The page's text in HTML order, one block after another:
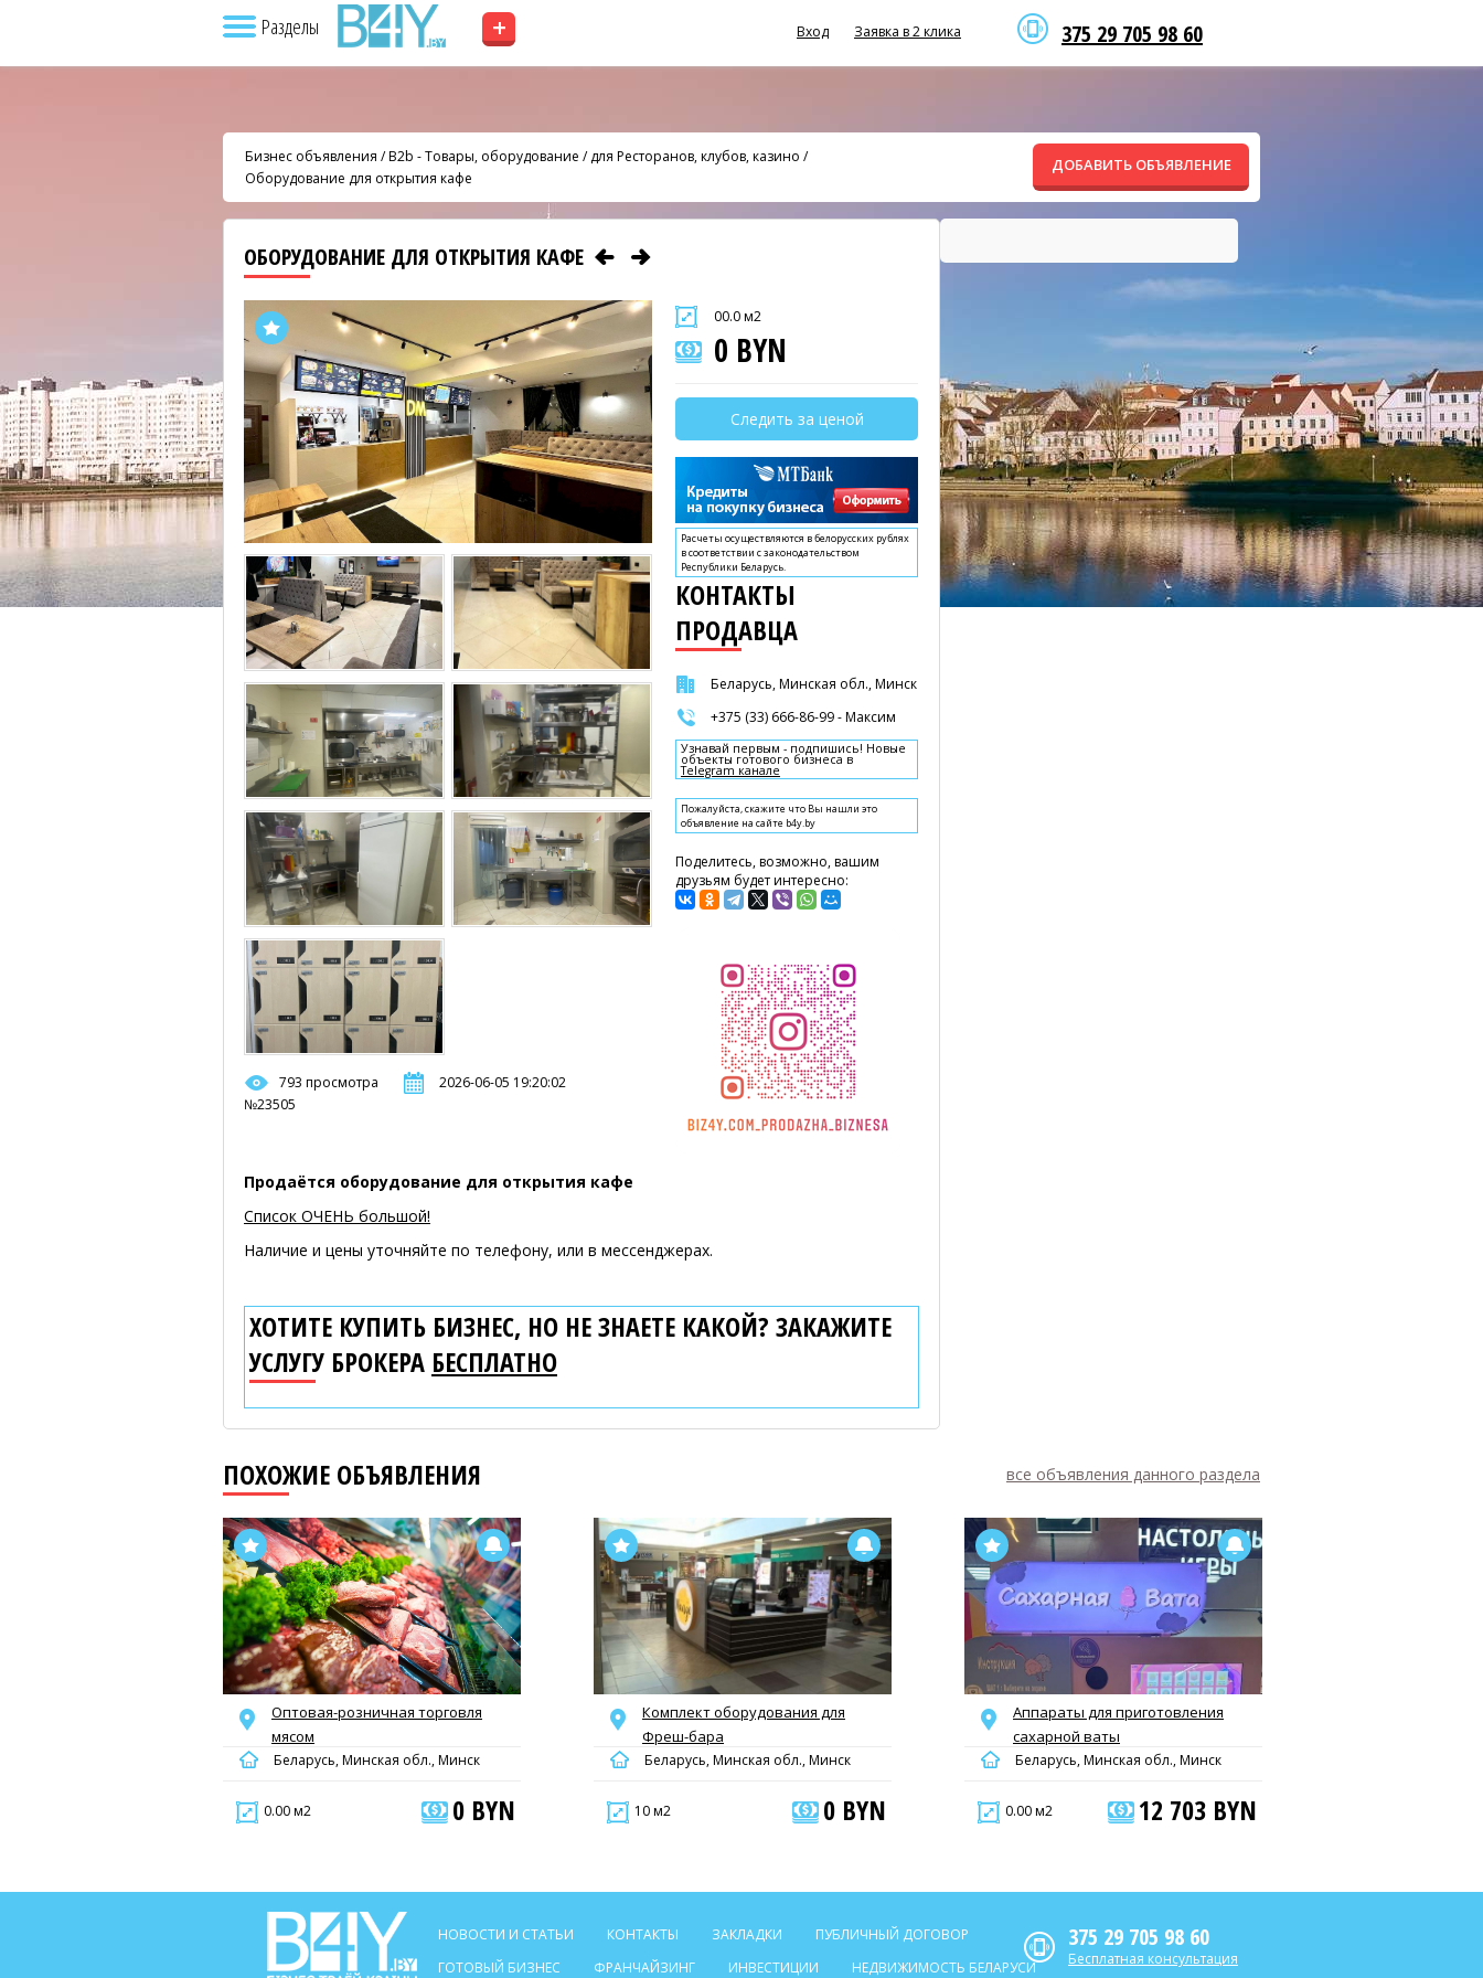
Разделы + 375 29 705 98 60
Вход Заявка в 2 клика
Бизнес объявления /B2b - Товары, оборудование /для Ресторанов, клубов, казино /
Оборудование для открытия кафе
ДОБАВИТЬ ОБЪЯВЛЕНИЕ
ОБОРУДОВАНИЕ ДЛЯ ОТКРЫТИЯ КАФЕ
793 просмотра
2026-06-05 19:20:02
№23505
00.0 м2
0 BYN
Следить за ценой
Расчеты осуществляются в белорусских рублях
в соответствии с законодательством
Республики Беларусь.
КОНТАКТЫ
ПРОДАВЦА
Беларусь, Минская обл., Минск
+375 (33) 666-86-99 - Максим
Узнавай первым - подпишись! Новые
объекты готового бизнеса в
Telegram канале
Пожалуйста, скажите что Вы нашли это
объявление на сайте b4y.by
Поделитесь, возможно, вашим
друзьям будет интересно:
Продаётся оборудование для открытия кафе
Список ОЧЕНЬ большой!
Наличие и цены уточняйте по телефону, или в мессенджерах.
ХОТИТЕ КУПИТЬ БИЗНЕС, НО НЕ ЗНАЕТЕ КАКОЙ? ЗАКАЖИТЕ
УСЛУГУ БРОКЕРА БЕСПЛАТНО
ПОХОЖИЕ ОБЪЯВЛЕНИЯ все объявления данного раздела
Оптовая-розничная торговля
мясом
Беларусь, Минская обл., Минск
0.00 м2 0 BYN
Комплект оборудования для
Фреш-бара
Беларусь, Минская обл., Минск
10 м2 0 BYN
Аппараты для приготовления
сахарной ваты
Беларусь, Минская обл., Минск
0.00 м2 12 703 BYN
НОВОСТИ И СТАТЬИ КОНТАКТЫ ЗАКЛАДКИ
ПУБЛИЧНЫЙ ДОГОВОР
ГОТОВЫЙ БИЗНЕС
ФРАНЧАЙЗИНГ ИНВЕСТИЦИИ НЕДВИЖИМОСТЬ БЕЛАРУСИ
375 29 705 98 60
Бесплатная консультация